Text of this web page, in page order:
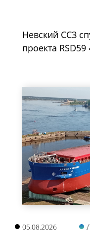
Невский ССЗ
проекта
05.08.2026